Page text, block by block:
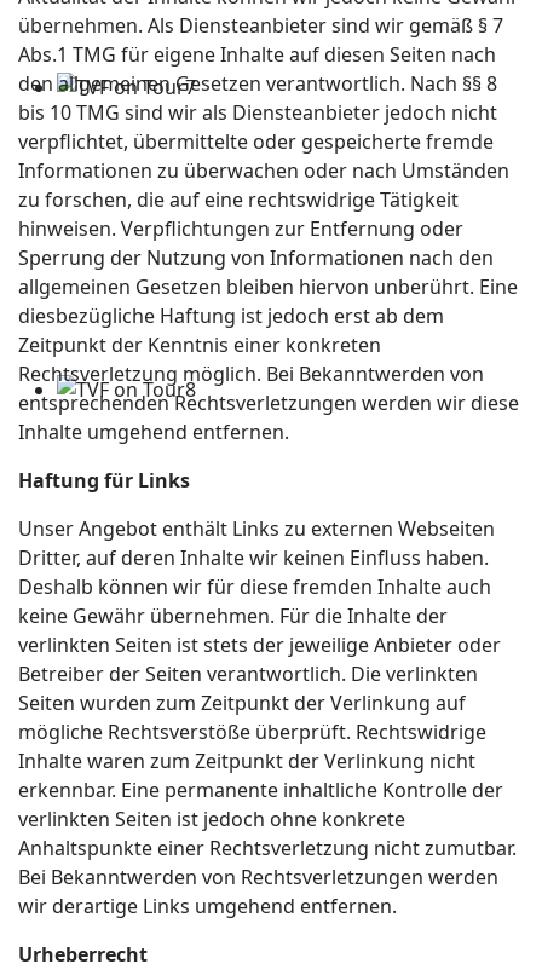
übernehmen. Als Diensteanbieter sind wir gemäß § 7
Abs.1 TMG für eigene Inhalte auf diesen Seiten nach
den allgemeinen Gesetzen verantwortlich. Nach §§ 8
bis 10 TMG sind wir als Diensteanbieter jedoch nicht
verpflichtet, übermittelte oder gespeicherte fremde
Informationen zu überwachen oder nach Umständen
zu forschen, die auf eine rechtswidrige Tätigkeit
hinweisen. Verpflichtungen zur Entfernung oder
Sperrung der Nutzung von Informationen nach den
allgemeinen Gesetzen bleiben hiervon unberührt. Eine
diesbezügliche Haftung ist jedoch erst ab dem
Zeitpunkt der Kenntnis einer konkreten
Rechtsverletzung möglich. Bei Bekanntwerden von
entsprechenden Rechtsverletzungen werden wir diese
Inhalte umgehend entfernen.
Haftung für Links
Unser Angebot enthält Links zu externen Webseiten
Dritter, auf deren Inhalte wir keinen Einfluss haben.
Deshalb können wir für diese fremden Inhalte auch
keine Gewähr übernehmen. Für die Inhalte der
verlinkten Seiten ist stets der jeweilige Anbieter oder
Betreiber der Seiten verantwortlich. Die verlinkten
Seiten wurden zum Zeitpunkt der Verlinkung auf
mögliche Rechtsverstöße überprüft. Rechtswidrige
Inhalte waren zum Zeitpunkt der Verlinkung nicht
erkennbar. Eine permanente inhaltliche Kontrolle der
verlinkten Seiten ist jedoch ohne konkrete
Anhaltspunkte einer Rechtsverletzung nicht zumutbar.
Bei Bekanntwerden von Rechtsverletzungen werden
wir derartige Links umgehend entfernen.
Urheberrecht